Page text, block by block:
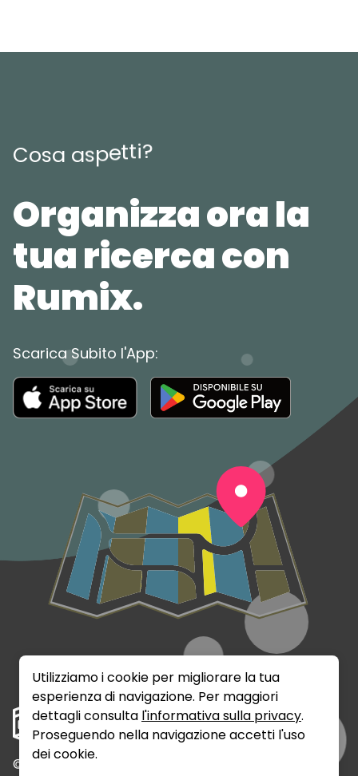
Cosa aspetti?
Organizza ora la
tua ricerca con
Rumix.
Scarica Subito l'App:
© 2026Rumix Srls - P.IVA: 02141720389
Utilizziamo i cookie per migliorare la tua
esperienza di navigazione. Per maggiori
dettagli consulta l'informativa sulla privacy.
Proseguendo nella navigazione accetti l'uso
dei cookie.